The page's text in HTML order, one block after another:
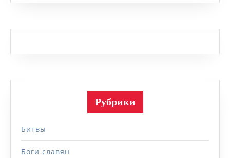
Рубрики
Битвы
Боги славян